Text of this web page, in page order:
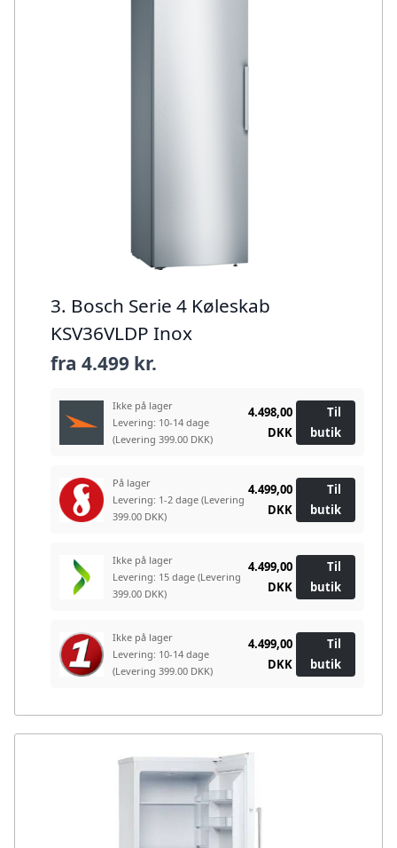
3. Bosch Serie 4 Køleskab
KSV36VLDP Inox
fra 4.499 kr.
Ikke på lager
Levering: 10-14 dage
(Levering 399.00 DKK)
4.498,00
DKK
Til
butik
På lager
Levering: 1-2 dage (Levering
399.00 DKK)
4.499,00
DKK
Til
butik
Ikke på lager
Levering: 15 dage (Levering
399.00 DKK)
4.499,00
DKK
Til
butik
Ikke på lager
Levering: 10-14 dage
(Levering 399.00 DKK)
4.499,00
DKK
Til
butik